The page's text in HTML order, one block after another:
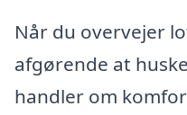
Når du overvejer
afgørende at
handler om